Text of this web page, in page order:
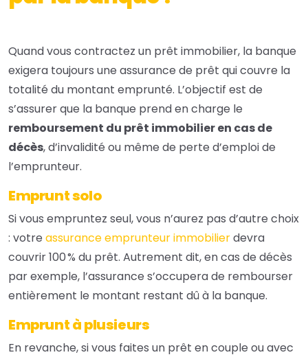
Quand vous contractez un prêt immobilier, la banque
exigera toujours une assurance de prêt qui couvre la
totalité du montant emprunté. L’objectif est de
s’assurer que la banque prend en charge le
remboursement du prêt immobilier en cas de
décès, d’invalidité ou même de perte d’emploi de
l’emprunteur.
Emprunt solo
Si vous empruntez seul, vous n’aurez pas d’autre choix
: votre assurance emprunteur immobilierdevra
couvrir 100 % du prêt. Autrement dit, en cas de décès
par exemple, l’assurance s’occupera de rembourser
entièrement le montant restant dû à la banque.
Emprunt à plusieurs
En revanche, si vous faites un prêt en couple ou avec